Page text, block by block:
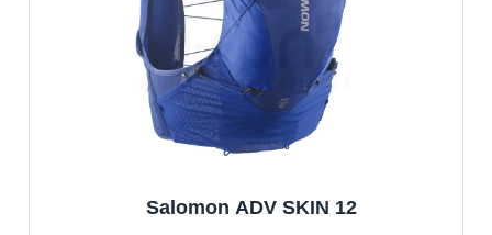
Salomon ADV SKIN 12